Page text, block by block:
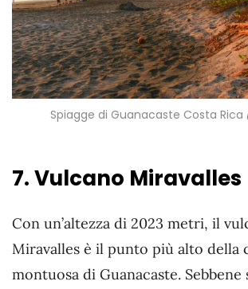
Spiagge di Guanacaste Costa Rica
7. Vulcano Miravalles
Con un’altezza di 2023 metri, il
Miravalles è il punto più alto della
montuosa di Guanacaste.